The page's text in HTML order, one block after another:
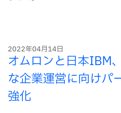
2022年04月14日
オムロンと日本IBM
な企業運営に向けパ
強化